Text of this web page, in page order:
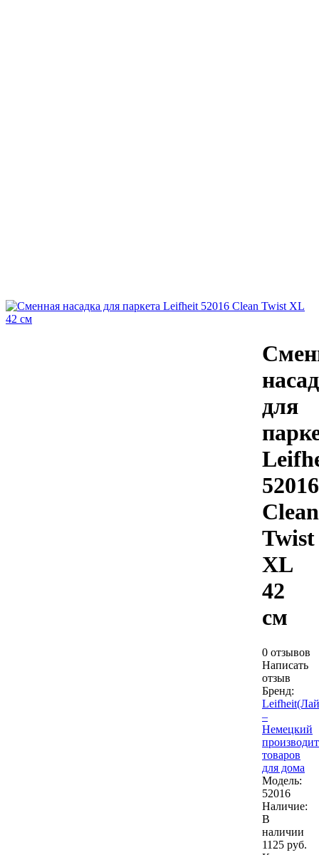
для
52016
Clean
Twist
XL
42
см
0 отзывов
Написать
отзыв
Бренд:
–
Немецкий
товаров
для дома
Модель:
52016
Наличие:
В
наличии
1125 руб.